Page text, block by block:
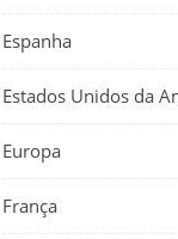
Espanha
Estados Unidos da
Europa
França